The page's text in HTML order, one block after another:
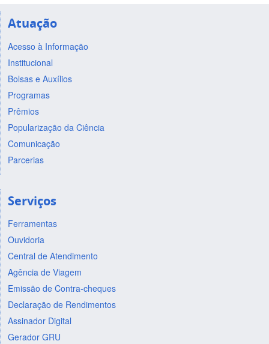
Atuação
Acesso à Informação
Institucional
Bolsas e Auxílios
Programas
Prêmios
Popularização da Ciência
Comunicação
Parcerias
Serviços
Ferramentas
Ouvidoria
Central de Atendimento
Agência de Viagem
Emissão de Contra-cheques
Declaração de Rendimentos
Assinador Digital
Gerador GRU